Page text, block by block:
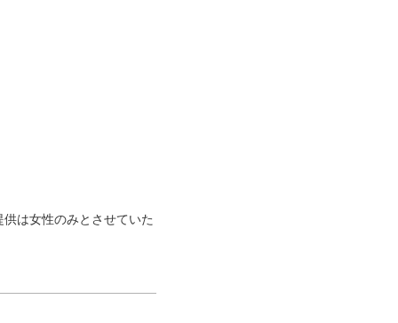
は女性のみとさせていた